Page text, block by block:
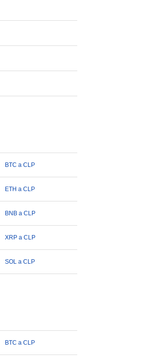
BTC a CLP
ETH a CLP
BNB a CLP
XRP a CLP
SOL a CLP
BTC a CLP